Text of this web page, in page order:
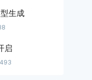
生成
启